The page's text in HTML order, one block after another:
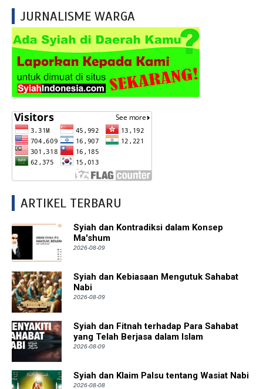
JURNALISME WARGA
ARTIKEL TERBARU
Syiah dan Kontradiksi dalam Konsep
Ma'shum
2026-08-09
Syiah dan Kebiasaan Mengutuk Sahabat
Nabi
2026-08-09
Syiah dan Fitnah terhadap Para Sahabat
yang Telah Berjasa dalam Islam
2026-08-09
Syiah dan Klaim Palsu tentang Wasiat Nabi
2026-08-08